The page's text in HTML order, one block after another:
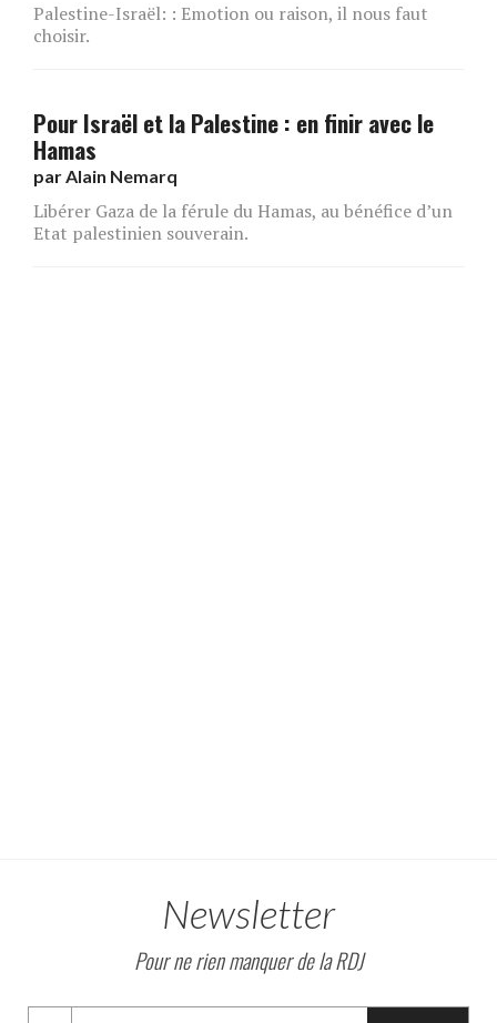
Palestine-Israël: : Emotion ou raison, il nous faut
choisir.
Pour Israël et la Palestine : en finir avec le
Hamas
parAlain Nemarq
Libérer Gaza de la férule du Hamas, au bénéfice d’un
Etat palestinien souverain.
Newsletter
Pour ne rien manquer de la RDJ